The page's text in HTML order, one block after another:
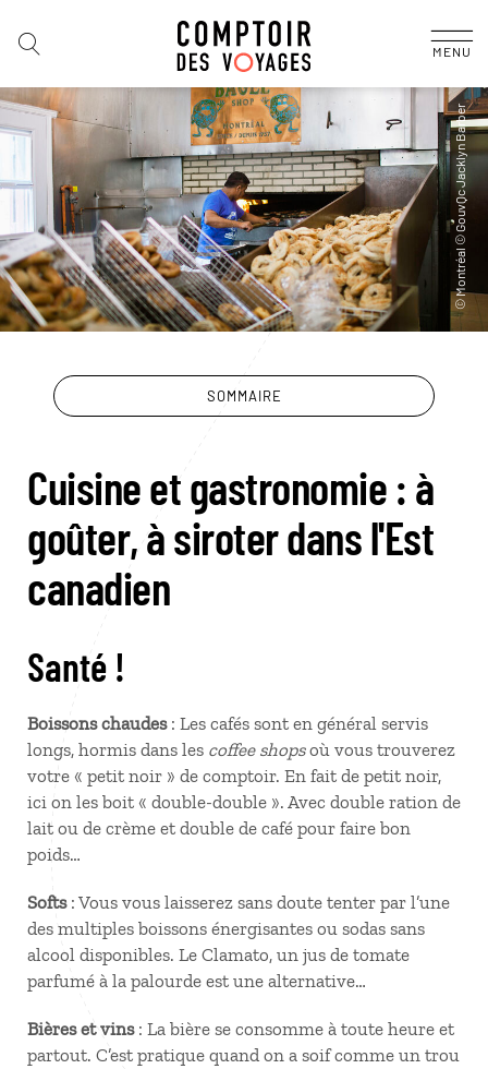
MENU
SOMMAIRE
Cuisine et gastronomie : à
goûter, à siroter dans l'Est
canadien
Santé !
Boissons chaudes: Les cafés sont en général servis
longs, hormis dans les coffee shopsoù vous trouverez
votre « petit noir » de comptoir. En fait de petit noir,
ici on les boit « double-double ». Avec double ration de
lait ou de crème et double de café pour faire bon
poids…
Softs: Vous vous laisserez sans doute tenter par l’une
des multiples boissons énergisantes ou sodas sans
alcool disponibles. Le Clamato, un jus de tomate
parfumé à la palourde est une alternative…
Bières et vins: La bière se consomme à toute heure et
partout. C’est pratique quand on a soif comme un trou